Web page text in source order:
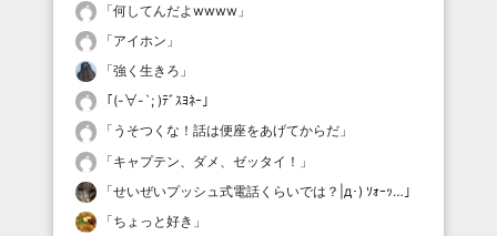
「何してんだよwwww 」
「アイホン 」
「強く生きろ 」
「(-∀-`; )ﾃﾞｽﾖﾈｰ 」
「 うそつくな！話は便座をあげてからだ 」
「キャプテン、ダメ、ゼッタイ！ 」
「せいぜいプッシュ式電話くらいでは？|д･) ｿｫｰｯ… 」
「ちょっと好き 」